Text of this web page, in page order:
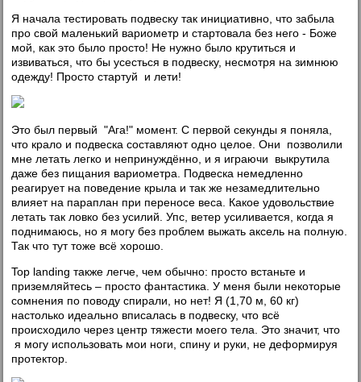
Я начала тестировать подвеску так инициативно, что забыла
про свой маленький вариометр и стартовала без него - Боже
мой, как это было просто! Не нужно было крутиться и
извиваться, что бы усесться в подвеску, несмотря на зимнюю
одежду! Просто стартуй и лети!
Это был первый "Ага!" момент. С первой секунды я поняла,
что крало и подвеска составляют одно целое. Они позволили
мне летать легко и непринуждённо, и я играючи выкрутила
даже без пищания вариометра. Подвеска немедленно
реагирует на поведение крыла и так же незамедлительно
влияет на параплан при переносе веса. Какое удовольствие
летать так ловко без усилий. Упс, ветер усиливается, когда я
поднимаюсь, но я могу без проблем выжать аксель на полную.
Так что тут тоже всё хорошо.
Top landing также легче, чем обычно: просто встаньте и
приземляйтесь – просто фантастика. У меня были некоторые
сомнения по поводу спирали, но нет! Я (1,70 м, 60 кг)
настолько идеально вписалась в подвеску, что всё
происходило через центр тяжести моего тела. Это значит, что
я могу использовать мои ноги, спину и руки, не деформируя
протектор.